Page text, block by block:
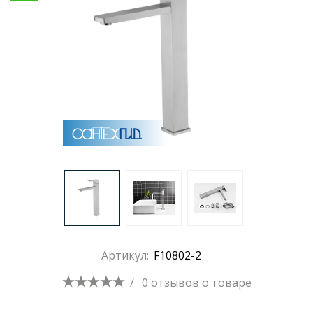
Раковины
Аксессуары для ванных комнат
Зеркала
Душевые поддоны
Душевые уголки и ограждения
Артикул: F10802-2
/ 0 отзывов о товаре